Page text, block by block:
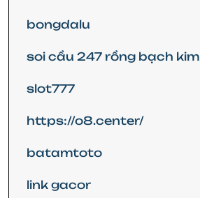
bongdalu
soi cầu 247 rồng bạch kim
slot777
https://o8.center/
batamtoto
link gacor